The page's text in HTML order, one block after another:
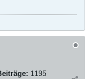
1195